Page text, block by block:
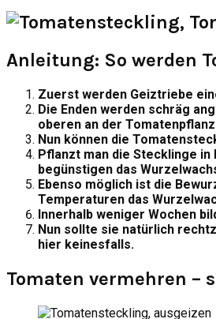
Anleitung: So werden
Zuerst werden Geiztriebe
Die Enden werden schräg
oberen an der
Nun können die
Pflanzt man die Stecklinge
begünstigen das
Ebenso möglich ist die
Temperaturen das
Innerhalb weniger Wochen
Nun sollte sie natürlich
hier keinesfalls.
Tomaten vermehren –